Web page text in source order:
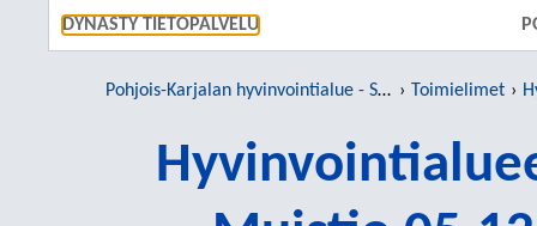
DYNASTY TIETOPALVELU SIIRRY
Pohjois-Karjalan hyvinvointialue - Siun sote Toimielimet